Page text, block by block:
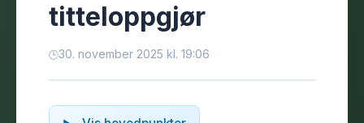
titteloppgjør
30. november 2025 kl. 19:06